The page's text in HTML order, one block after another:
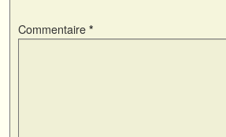
Commentaire *